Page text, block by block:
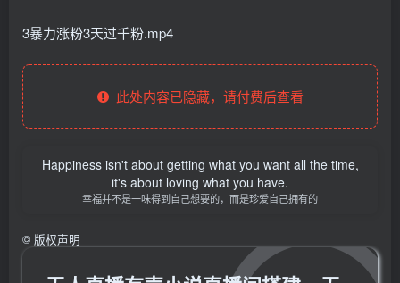
3暴力涨粉3天过千粉.mp4
此处内容已隐藏，请付费后查看
Happiness isn't about getting what you want all the time,
it's about loving what you have.
幸福并不是一味得到自己想要的，而是珍爱自己拥有的
© 版权声明